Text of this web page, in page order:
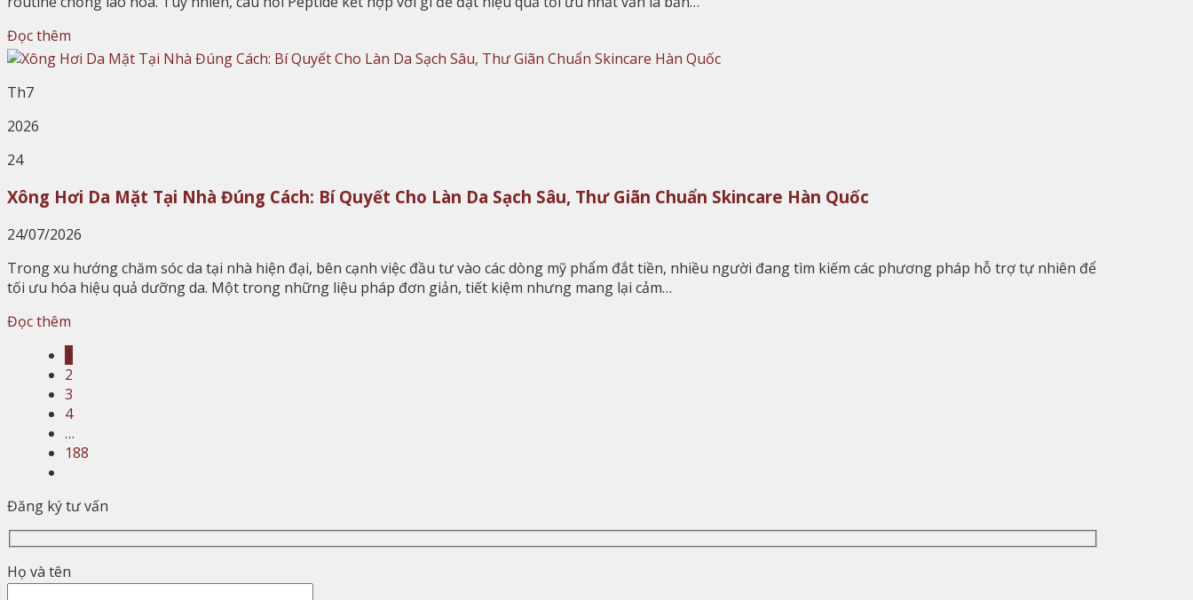
Đọc thêm
Th7
2026
24
Xông Hơi Da Mặt Tại Nhà Đúng Cách: Bí Quyết Cho Làn Da Sạch Sâu, Thư Giãn Chuẩn Skincare Hàn Quốc
24/07/2026
Trong xu hướng chăm sóc da tại nhà hiện đại, bên cạnh việc đầu tư vào các dòng mỹ phẩm đắt tiền, nhiều người đang tìm kiếm các phương pháp hỗ trợ tự nhiên để
tối ưu hóa hiệu quả dưỡng da. Một trong những liệu pháp đơn giản, tiết kiệm nhưng mang lại cảm…
Đọc thêm
1
2
3
4
…
188
Đăng ký tư vấn
Họ và tên